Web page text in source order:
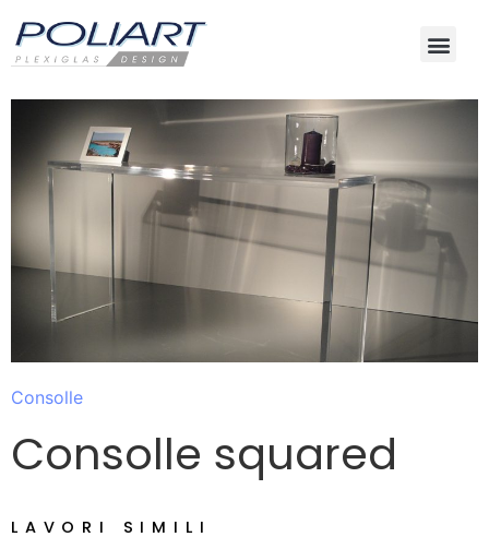
Consolle
Consolle squared
LAVORI SIMILI